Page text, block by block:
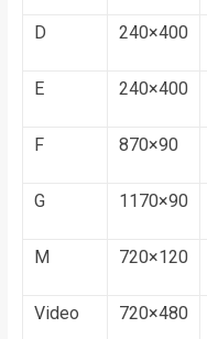
D
240×400
E
240×400
F
870×90
G
1170×90
M
720×120
Video
720×480